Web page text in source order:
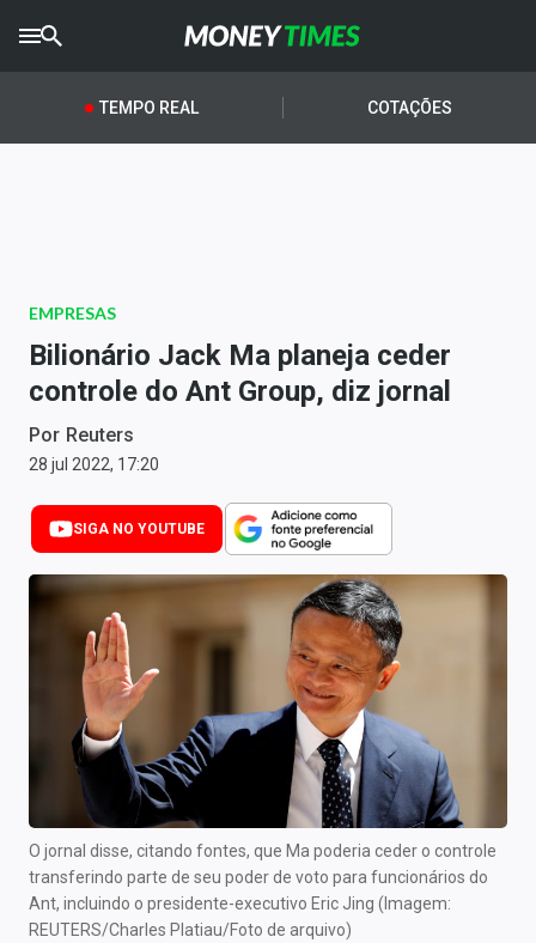
CRYPTOTIMES
AGROTIMES
Newsletters
Money Trader
Anuncie
Últimas Notícias
Newsletters
Cotações
Comprar ou vender?
Carteiras Recomendadas
Central de Dividendos
Central de Fundos Imobiliários
Central dos IPOs
Renda Fixa
TEMPO REAL COTAÇÕES
EMPRESAS
Bilionário Jack Ma planeja ceder
controle do Ant Group, diz jornal
Por Reuters
28 jul 2022, 17:20
SIGA NO YOUTUBE
O jornal disse, citando fontes, que Ma poderia ceder o controle
transferindo parte de seu poder de voto para funcionários do
Ant, incluindo o presidente-executivo Eric Jing (Imagem:
REUTERS/Charles Platiau/Foto de arquivo)